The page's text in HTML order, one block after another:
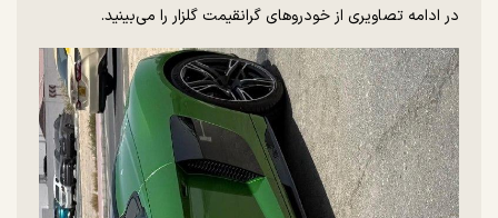
در ادامه تصاویری از خودروهای گرانقیمت گلزار را می‌بینید.